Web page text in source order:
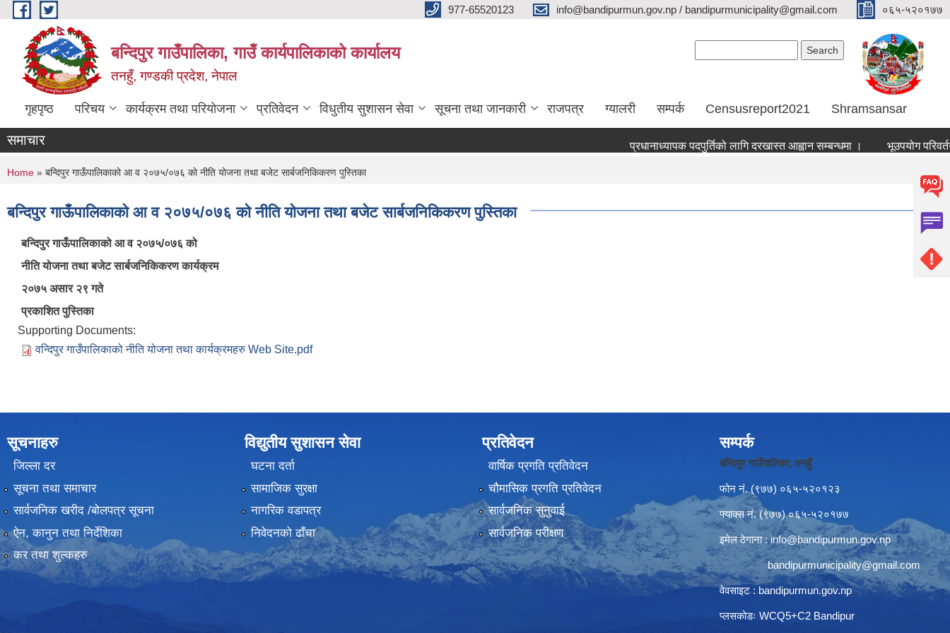
Skip to main content 977-65520123 info@bandipurmun.gov.np / bandipurmunicipality@gmail.com ०६५-५२०१७७
बन्दिपुर गाउँपालिका, गाउँ कार्यपालिकाको कार्यालय
तनहुँ, गण्डकी प्रदेश, नेपाल
गृहपृष्ठ परिचय कार्यक्रम तथा परियोजना प्रतिवेदन विधुतीय सुशासन सेवा सूचना तथा जानकारी राजपत्र ग्यालरी सम्पर्क Censusreport2021 Shramsansar
समाचार प्रधानाध्यापक पदपुर्तिको लागि दरखास्त आह्वान सम्बन्धमा । भूउपयोग
You are here
Home » बन्दिपुर गाऊँपालिकाको आ व २०७५/०७६ को नीति योजना तथा बजेट सार्बजनिकिकरण पुस्तिका
बन्दिपुर गाऊँपालिकाको आ व २०७५/०७६ को नीति योजना तथा बजेट सार्बजनिकिकरण पुस्तिका
बन्दिपुर गाऊँपालिकाको आ व २०७५/०७६ को
नीति योजना तथा बजेट सार्बजनिकिकरण कार्यक्रम
२०७५ असार २९ गते
प्रकाशित पुस्तिका
Supporting Documents:
वन्दिपुर गाउँपालिकाको नीति योजना तथा कार्यक्रमहरु Web Site.pdf
सूचनाहरु
जिल्ला दर
सूचना तथा समाचार
सार्वजनिक खरीद /बोलपत्र सूचना
ऐन, कानुन तथा निर्देशिका
कर तथा शुल्कहरु
विद्युतीय सुशासन सेवा
घटना दर्ता
सामाजिक सुरक्षा
नागरिक वडापत्र
निवेदनको ढाँचा
प्रतिवेदन
वार्षिक प्रगति प्रतिवेदन
चौमासिक प्रगति प्रतिवेदन
सार्वजनिक सुनुवाई
सार्वजनिक परीक्षण
सम्पर्क
बन्दिपुर गाउँपालिका, तनहुँ
फोन नं‍. (९७७) ०६५-५२०१२३
फ्याक्स नं. (९७७) ०६५-५२०१७७
इमेल ठेगाना :info@bandipurmun.gov.np
bandipurmunicipality@gmail.com
वेवसाइट : bandipurmun.gov.np
प्लसकोडः WCQ5+C2 Bandipur